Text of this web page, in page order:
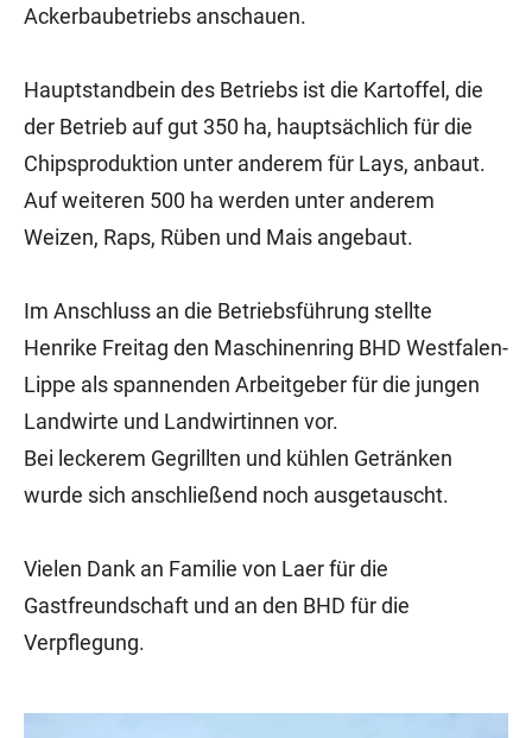
Ackerbaubetriebs anschauen.
Hauptstandbein des Betriebs ist die Kartoffel, die
der Betrieb auf gut 350 ha, hauptsächlich für die
Chipsproduktion unter anderem für Lays, anbaut.
Auf weiteren 500 ha werden unter anderem
Weizen, Raps, Rüben und Mais angebaut.
Im Anschluss an die Betriebsführung stellte
Henrike Freitag den Maschinenring BHD Westfalen-
Lippe als spannenden Arbeitgeber für die jungen
Landwirte und Landwirtinnen vor.
Bei leckerem Gegrillten und kühlen Getränken
wurde sich anschließend noch ausgetauscht.
Vielen Dank an Familie von Laer für die
Gastfreundschaft und an den BHD für die
Verpflegung.